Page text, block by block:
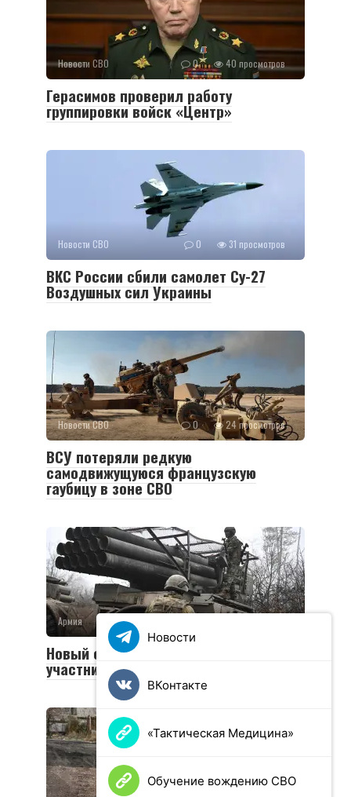
Новости СВО 0 40 просмотров
Герасимов проверил работу
группировки войск «Центр»
Новости СВО 0 31 просмотров
ВКС России сбили самолет Су-27
Воздушных сил Украины
Новости СВО 0 24 просмотров
ВСУ потеряли редкую
самодвижущуюся французскую
гаубицу в зоне СВО
Армия
Новый социальный контракт для
участников СВО
Новости
ВКонтакте
«Тактическая Медицина»
Обучение вождению СВО